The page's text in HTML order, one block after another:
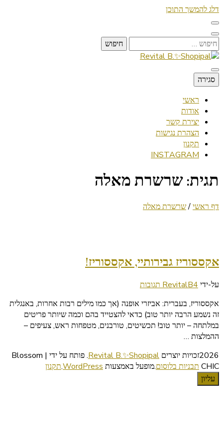
דלג להמשך התוכן
חיפוש:
Revital B.✨Shopipal
Lifestyle ✦ Beauty ✦ Vegan ✦ Travel
סגירה
ראשי
אודות
יצירת קשר
הצהרת נגישות
תקנון
INSTAGRAM
תגית: שרשרת מאלה
דף ראשי/שרשרת מאלה
אקססוריז גבירותיי, אקססוריז!
על-ידי RevitalB4 תגובות
על
גבירותיי,
אקססוריז!
אקססוריז, בעברית: אביזרי אופנה (אך כמו מילים רבות אחרות, באנגלית
זה נשמע הרבה יותר טוב) כדאי להצטייד בהם וכמה שיותר פריטים
במלתחה – יותר טוב! תכשיטים, טורבנים, מטפחות ראש, צעיפים –
ההמלצות …
2026זכויות יוצרים
Revital B.✨Shopipal
.
פותח על ידי | Blossom
CHIC תבניות בלוסום.מופעל באמצעות WordPress
.תקנון
עליון